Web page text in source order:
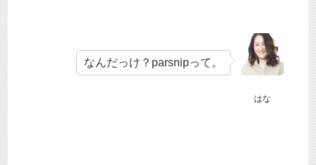
はな
なんだっけ？parsnipって。